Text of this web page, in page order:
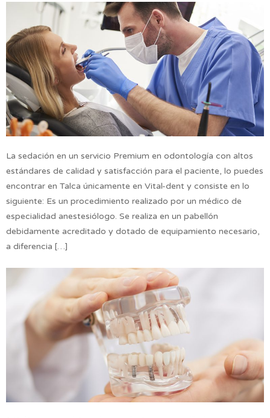
La sedación en un servicio Premium en odontología con altos
estándares de calidad y satisfacción para el paciente, lo puedes
encontrar en Talca únicamente en Vital-dent y consiste en lo
siguiente: Es un procedimiento realizado por un médico de
especialidad anestesiólogo. Se realiza en un pabellón
debidamente acreditado y dotado de equipamiento necesario,
a diferencia […]